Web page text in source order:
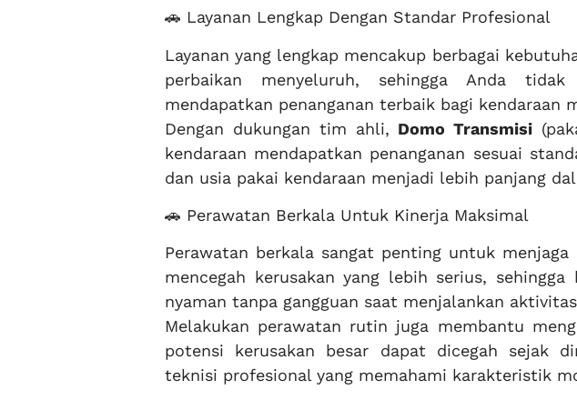
🚗 Layanan Lengkap Dengan Standar Profesional
Layanan yang lengkap mencakup berbagai
perbaikan menyeluruh, sehingga Anda
mendapatkan penanganan terbaik bagi kendaraan
Dengan dukungan tim ahli, Domo Transmisi
kendaraan mendapatkan penanganan sesuai
dan usia pakai kendaraan menjadi lebih panjang
🚗 Perawatan Berkala Untuk Kinerja Maksimal
Perawatan berkala sangat penting untuk
mencegah kerusakan yang lebih serius,
nyaman tanpa gangguan saat menjalankan
Melakukan perawatan rutin juga membantu
potensi kerusakan besar dapat dicegah sejak
teknisi profesional yang memahami karakteristik